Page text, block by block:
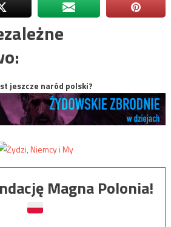
jeszcze naród polski?
Magna Polonia!